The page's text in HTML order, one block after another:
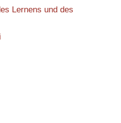
Lernens und des